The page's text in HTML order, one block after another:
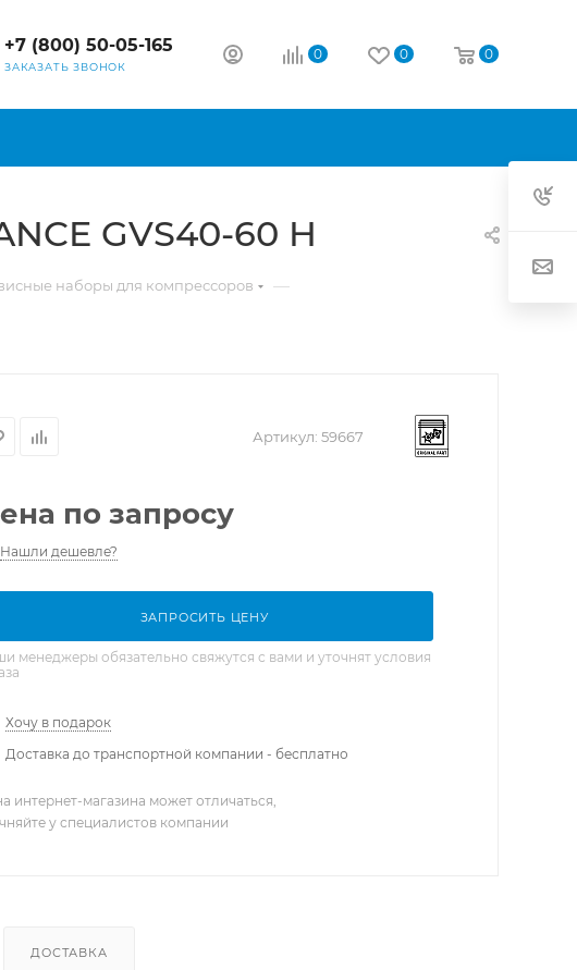
+7 (800) 50-05-165
ЗАКАЗАТЬ ЗВОНОК
0 0 0
GVS40-60 H
наборы для компрессоров —
Артикул: 59667
по запросу
Нашли дешевле?
ЗАПРОСИТЬ ЦЕНУ
менеджеры обязательно свяжутся с вами и уточнят условия
Хочу в подарок
Доставка до транспортной компании - бесплатно
интернет-магазина может отличаться,
у специалистов компании
ДОСТАВКА